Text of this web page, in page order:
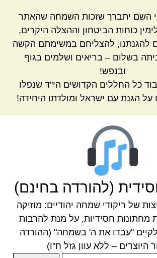
השם יתברך שזכות השמחה שהאתר
כוחות הביטחון וההצלה היקרים,
להגנתנו, להצליחם במשימתם הקשה
בשלום – בריאים ושלמים בגוף
ובנפש!
כל החללים הקדושים הי"ד שנפלו
הגנת עם ישראל ומולדתו היחידה!
(להורדה בחינם)
של ריקודי שמחה יהודיים: מוזיקה
מחתונות חסידיות, על מנת להרבות
"עבדו את ה' בשמחה" (ההורדה
היוצרים – ללא עוון גזל ח"ו)